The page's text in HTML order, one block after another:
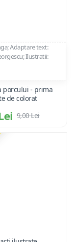
Adaptare text:
Ilustratii:
porcului - prima
de colorat
9,00 Lei